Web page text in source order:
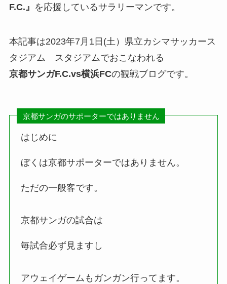
F.C.』 を応援しているサラリーマンです。
本記事は2023年7月1日(土）県立カシマサッカース
タジアム スタジアムでおこなわれる
京都サンガF.C.vs横浜FCの観戦ブログです。
京都サンガのサポーターではありません
はじめに
ぼくは京都サポーターではありません。
ただの一般客です。
京都サンガの試合は
毎試合必ず見ますし
アウェイゲームもガンガン行ってます。